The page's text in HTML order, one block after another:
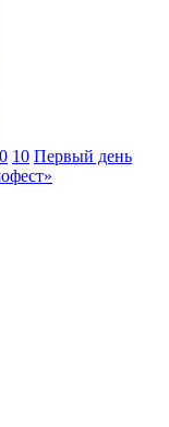
0 10 Первый день